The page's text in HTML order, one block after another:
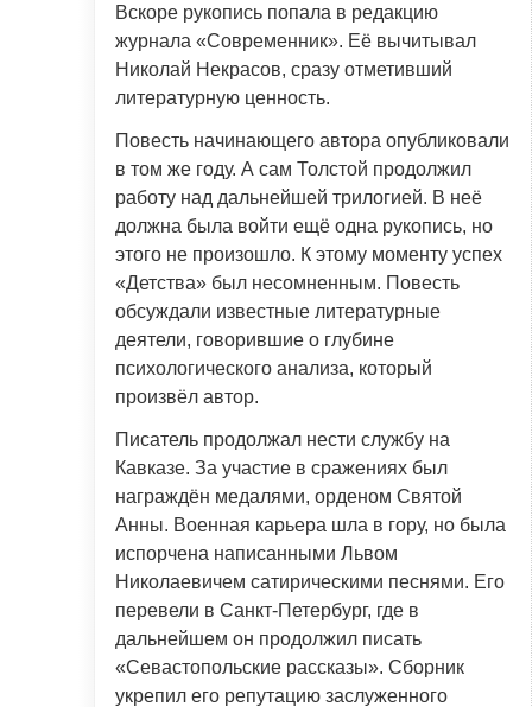
Вскоре рукопись попала в редакцию
журнала «Современник». Её вычитывал
Николай Некрасов, сразу отметивший
литературную ценность.
Повесть начинающего автора опубликовали
в том же году. А сам Толстой продолжил
работу над дальнейшей трилогией. В неё
должна была войти ещё одна рукопись, но
этого не произошло. К этому моменту успех
«Детства» был несомненным. Повесть
обсуждали известные литературные
деятели, говорившие о глубине
психологического анализа, который
произвёл автор.
Писатель продолжал нести службу на
Кавказе. За участие в сражениях был
награждён медалями, орденом Святой
Анны. Военная карьера шла в гору, но была
испорчена написанными Львом
Николаевичем сатирическими песнями. Его
перевели в Санкт-Петербург, где в
дальнейшем он продолжил писать
«Севастопольские рассказы». Сборник
укрепил его репутацию заслуженного